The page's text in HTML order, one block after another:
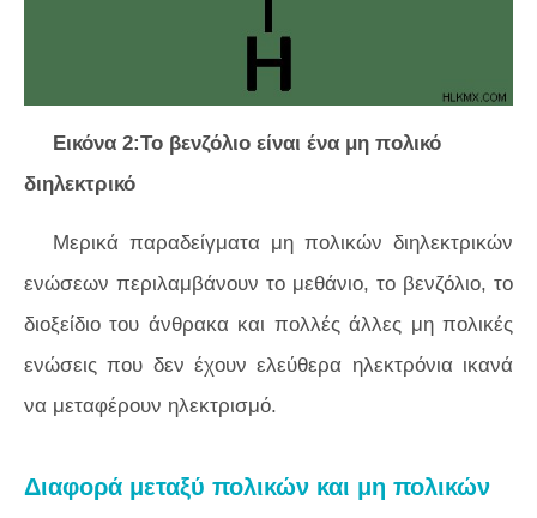
Εικόνα 2:Το βενζόλιο είναι ένα μη πολικό
διηλεκτρικό
Μερικά παραδείγματα μη πολικών διηλεκτρικών
ενώσεων περιλαμβάνουν το μεθάνιο, το βενζόλιο, το
διοξείδιο του άνθρακα και πολλές άλλες μη πολικές
ενώσεις που δεν έχουν ελεύθερα ηλεκτρόνια ικανά
να μεταφέρουν ηλεκτρισμό.
Διαφορά μεταξύ πολικών και μη πολικών